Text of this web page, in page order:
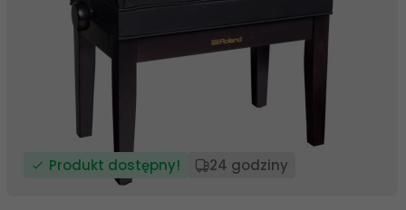
Produkt dostępny! 24 godziny